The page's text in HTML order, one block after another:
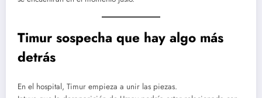
Timur sospecha que hay algo más
detrás
En el hospital, Timur empieza a unir las piezas.